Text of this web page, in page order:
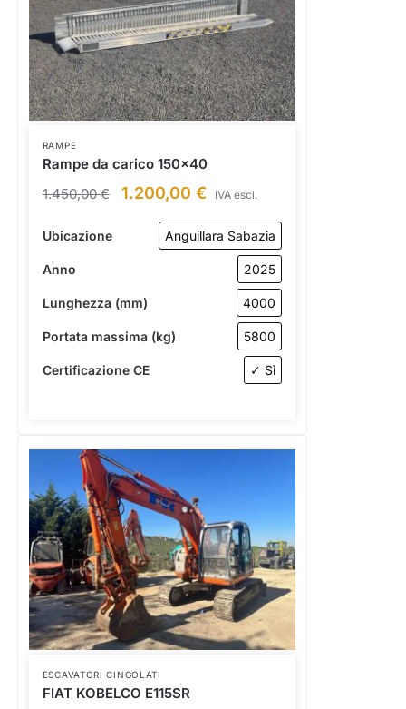
RAMPE
Rampe da carico 150×40
1.450,00€ 1.200,00 € IVA escl.
Ubicazione Anguillara Sabazia
Anno 2025
Lunghezza (mm) 4000
Portata massima (kg) 5800
Certificazione CE ✓ Sì
ESCAVATORI CINGOLATI
FIAT KOBELCO E115SR